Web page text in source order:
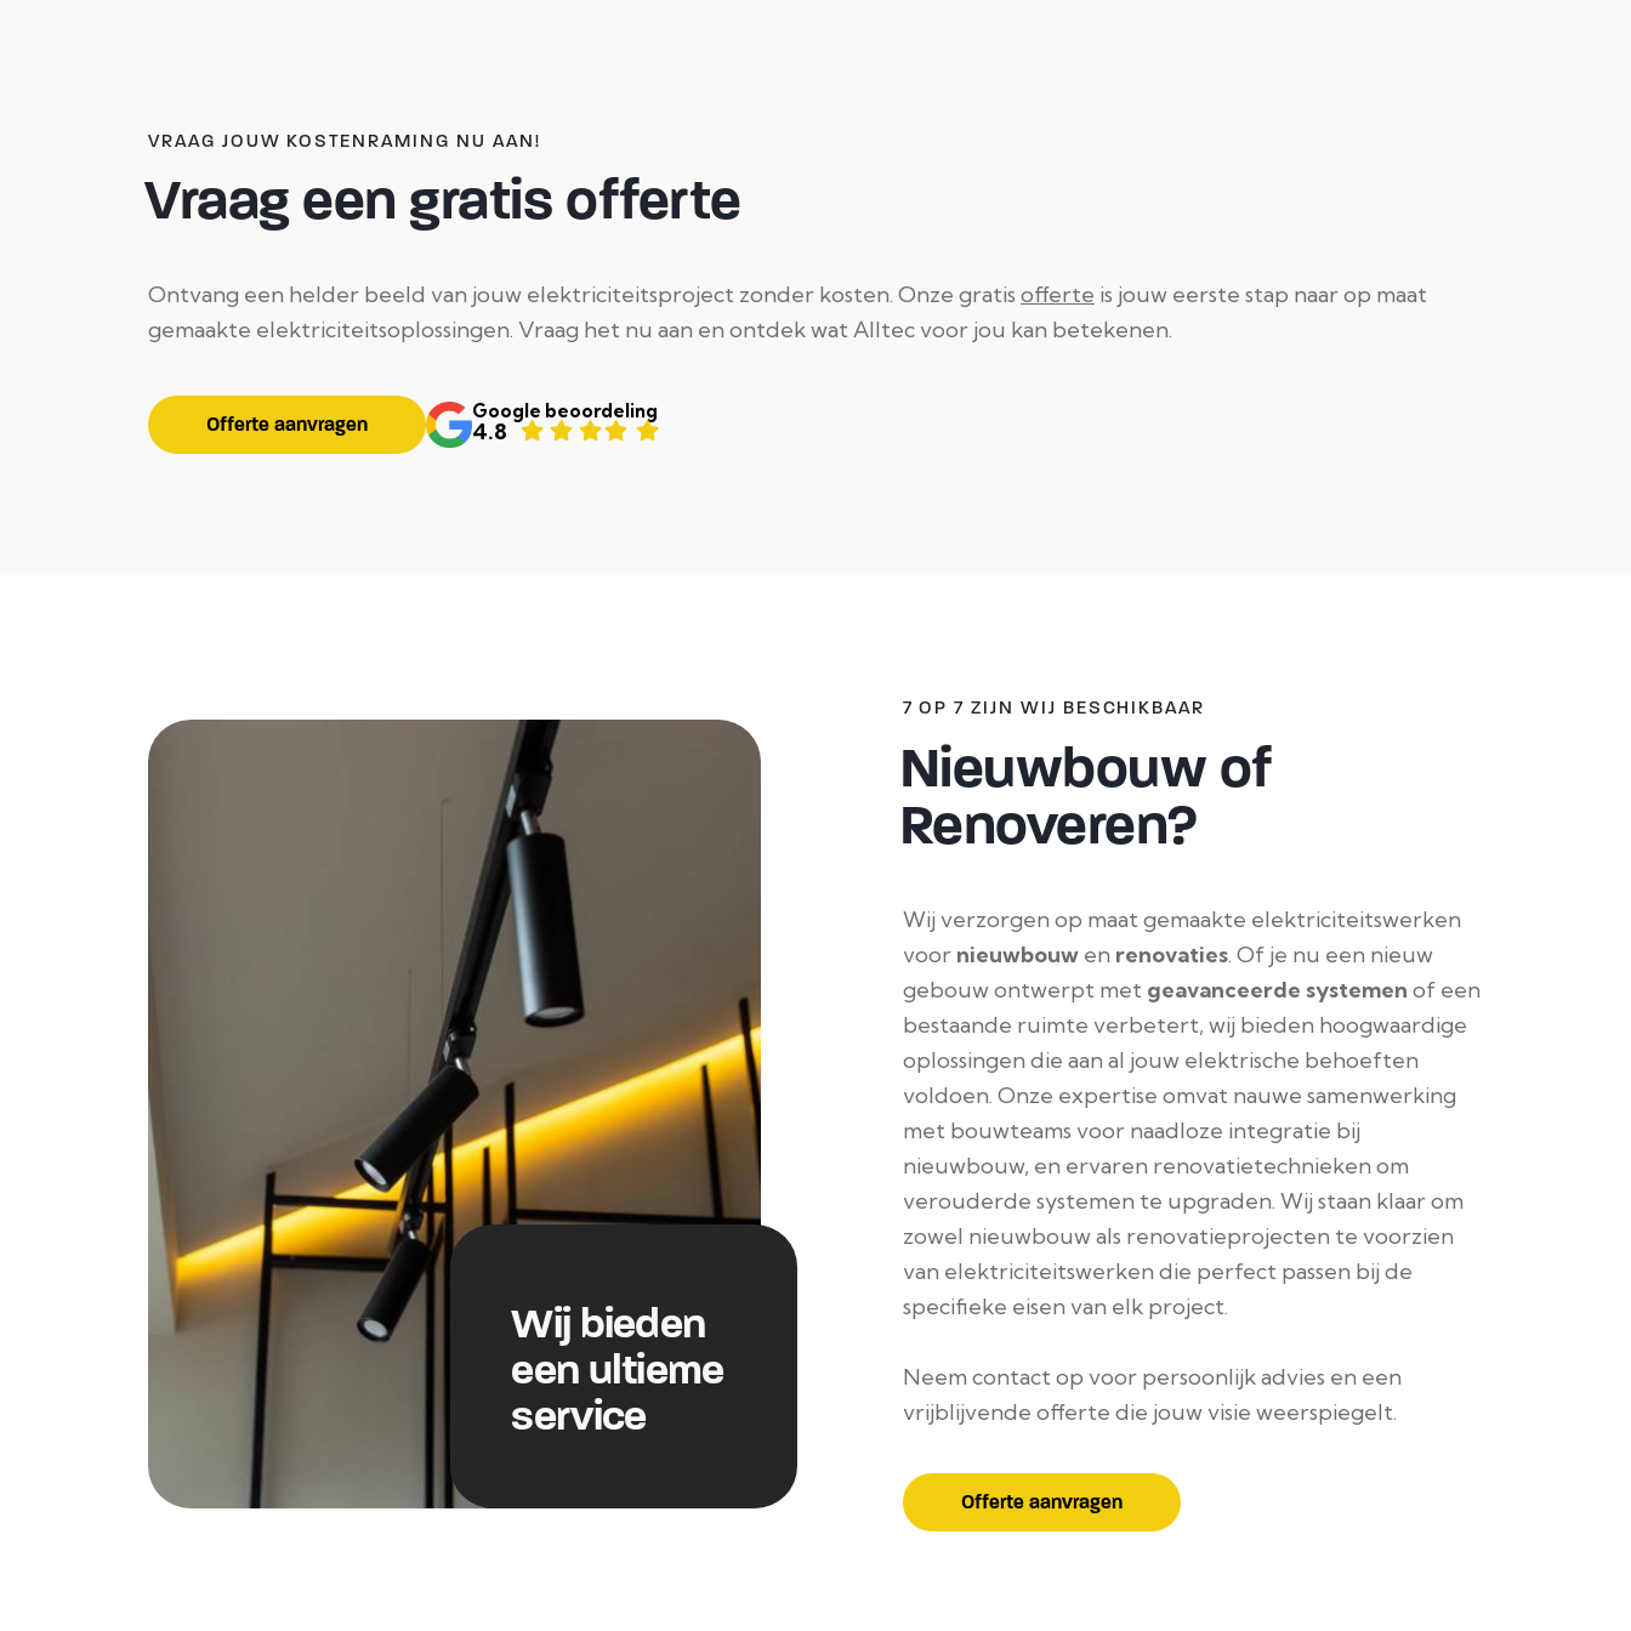
VRAAG JOUW KOSTENRAMING NU AAN!
Vraag een gratis offerte
Ontvang een helder beeld van jouw elektriciteitsproject zonder kosten. Onze gratis offerte is jouw eerste stap naar op maat
gemaakte elektriciteitsoplossingen. Vraag het nu aan en ontdek wat Alltec voor jou kan betekenen.
Offerte aanvragen
Google beoordeling
4.8
Wij bieden
een ultieme
service
7 OP 7 ZIJN WIJ BESCHIKBAAR
Nieuwbouw of
Renoveren?
Wij verzorgen op maat gemaakte elektriciteitswerken
voor nieuwbouwen renovaties. Of je nu een nieuw
gebouw ontwerpt met geavanceerde systemen of een
bestaande ruimte verbetert, wij bieden hoogwaardige
oplossingen die aan al jouw elektrische behoeften
voldoen. Onze expertise omvat nauwe samenwerking
met bouwteams voor naadloze integratie bij
nieuwbouw, en ervaren renovatietechnieken om
verouderde systemen te upgraden. Wij staan klaar om
zowel nieuwbouw als renovatieprojecten te voorzien
van elektriciteitswerken die perfect passen bij de
specifieke eisen van elk project.
Neem contact op voor persoonlijk advies en een
vrijblijvende offerte die jouw visie weerspiegelt.
Offerte aanvragen